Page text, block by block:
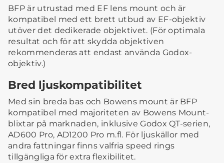
BFP är utrustad med EF lens mount och är
kompatibel med ett brett utbud av EF-objektiv
utöver det dedikerade objektivet. (För optimala
resultat och för att skydda objektiven
rekommenderas att endast använda Godox-
objektiv.)
Bred ljuskompatibilitet
Med sin breda bas och Bowens mount är BFP
kompatibel med majoriteten av Bowens Mount-
blixtar på marknaden, inklusive Godox QT-serien,
AD600 Pro, AD1200 Pro m.fl. För ljuskällor med
andra fattningar finns valfria speed rings
tillgängliga för extra flexibilitet.